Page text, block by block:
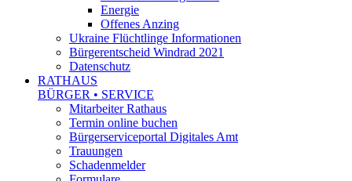
Energie
Offenes Anzing
Ukraine Flüchtlinge Informationen
Bürgerentscheid Windrad 2021
Datenschutz
RATHAUS
BÜRGER • SERVICE
Mitarbeiter Rathaus
Termin online buchen
Bürgerserviceportal Digitales Amt
Trauungen
Schadenmelder